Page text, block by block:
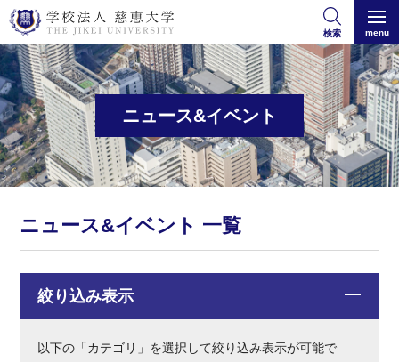
検索 menu
ニュース&イベント
ニュース&イベント 一覧
絞り込み表示
以下の「カテゴリ」を選択して絞り込み表示が可能で